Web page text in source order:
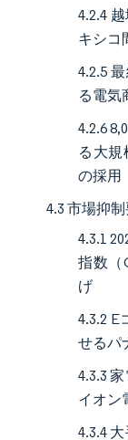
4.2.4
キシコ
4.2.5
る電気
4.2.6
る大規
の採用
4.3 市場抑
4.3.1
指数（
げ
4.3.2
せるパ
4.3.3
イオン
4.3.4